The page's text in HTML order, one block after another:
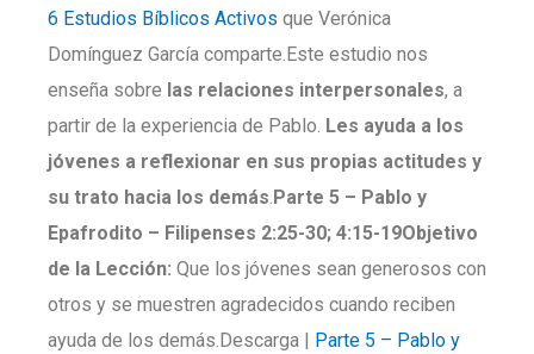
6 Estudios Bíblicos Activos que Verónica
Domínguez García comparte.Este estudio nos
enseña sobre las relaciones interpersonales, a
partir de la experiencia de Pablo. Les ayuda a los
jóvenes a reflexionar en sus propias actitudes y
su trato hacia los demás.Parte 5 – Pablo y
Epafrodito – Filipenses 2:25-30; 4:15-19Objetivo
de la Lección: Que los jóvenes sean generosos con
otros y se muestren agradecidos cuando reciben
ayuda de los demás.Descarga | Parte 5 – Pablo y